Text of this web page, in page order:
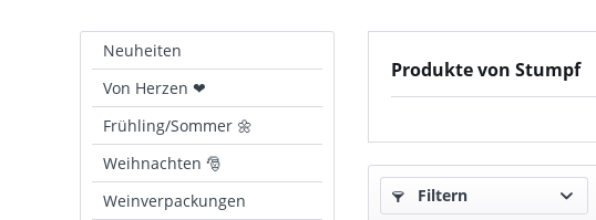
Neuheiten
Von Herzen ❤
Frühling/Sommer 🌼
Weihnachten 🎅
Weinverpackungen
Produkte von Stumpf
Filtern